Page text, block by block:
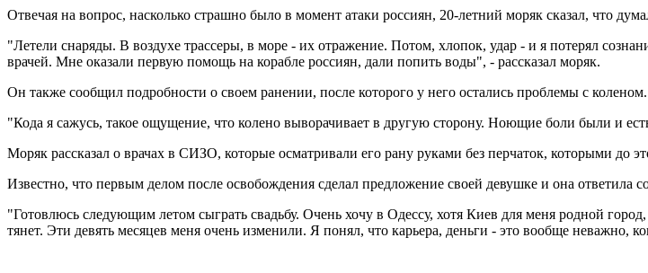
Отвечая на вопрос, насколько страшно было в момент атаки россиян, 20-летний моряк сказал, что
"Летели снаряды. В воздухе трассеры, в море - их отражение. Потом, хлопок, удар - и я потерял
врачей. Мне оказали первую помощь на корабле россиян, дали попить воды", - рассказал моряк.
Он также сообщил подробности о своем ранении, после которого у него остались проблемы с коленом.
"Кода я сажусь, такое ощущение, что колено выворачивает в другую сторону. Ноющие боли были и
Моряк рассказал о врачах в СИЗО, которые осматривали его рану руками без перчаток, которыми до
Известно, что первым делом после освобождения сделал предложение своей девушке и она ответила
"Готовлюсь следующим летом сыграть свадьбу. Очень хочу в Одессу, хотя Киев для меня родной
тянет. Эти девять месяцев меня очень изменили. Я понял, что карьера, деньги - это вообще